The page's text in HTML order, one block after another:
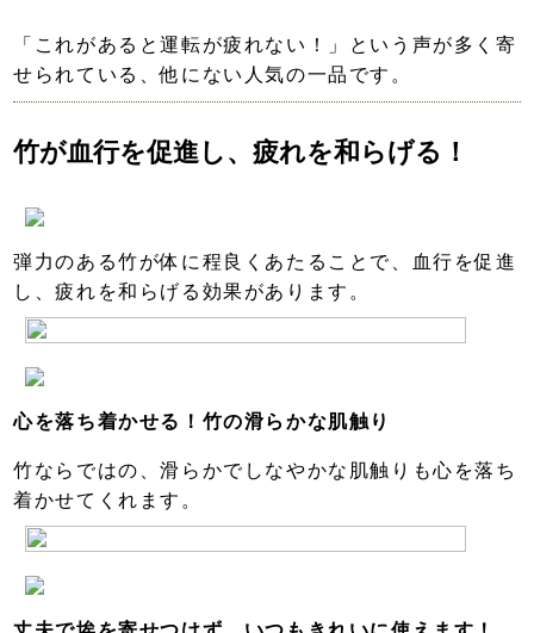
「これがあると運転が疲れない！」という声が多く寄
せられている、他にない人気の一品です。
竹が血行を促進し、疲れを和らげる！
弾力のある竹が体に程良くあたることで、血行を促進
し、疲れを和らげる効果があります。
心を落ち着かせる！竹の滑らかな肌触り
竹ならではの、滑らかでしなやかな肌触りも心を落ち
着かせてくれます。